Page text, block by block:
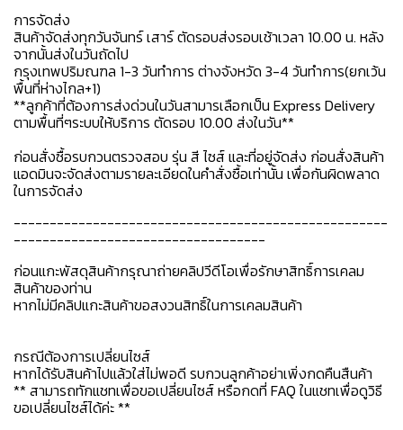
การจัดส่ง
สินค้าจัดส่งทุกวันจันทร์ เสาร์ ตัดรอบส่งรอบเช้าเวลา 10.00 น. หลัง
จากนั้นส่งในวันถัดไป
กรุงเทพปริมณฑล 1-3 วันทำการ ต่างจังหวัด 3-4 วันทำการ(ยกเว้น
พื้นที่ห่างไกล+1)
**ลูกค้าที่ต้องการส่งด่วนในวันสามารเลือกเป็น Express Delivery
ตามพื้นที่ๆระบบให้บริการ ตัดรอบ 10.00 ส่งในวัน**
ก่อนสั่งซื้อรบกวนตรวจสอบ รุ่น สี ไซส์ และที่อยู่จัดส่ง ก่อนสั่งสินค้า
แอดมินจะจัดส่งตามรายละเอียดในคำสั่งซื้อเท่านั้น เพื่อกันผิดพลาด
ในการจัดส่ง
----------------------------------------------------
-----------------------------------
ก่อนแกะพัสดุสินค้ากรุณาถ่ายคลิปวีดีโอเพื่อรักษาสิทธิ์การเคลม
สินค้าของท่าน
หากไม่มีคลิปแกะสินค้าขอสงวนสิทธิ์ในการเคลมสินค้า
กรณีต้องการเปลี่ยนไซส์
หากได้รับสินค้าไปแล้วใส่ไม่พอดี รบกวนลูกค้าอย่าเพิ่งกดคืนสืนค้า
** สามารถทักแชทเพื่อขอเปลี่ยนไซส์ หรือกดที่ FAQ ในแชทเพื่อดูวิธี
ขอเปลี่ยนไซส์ได้ค่ะ **